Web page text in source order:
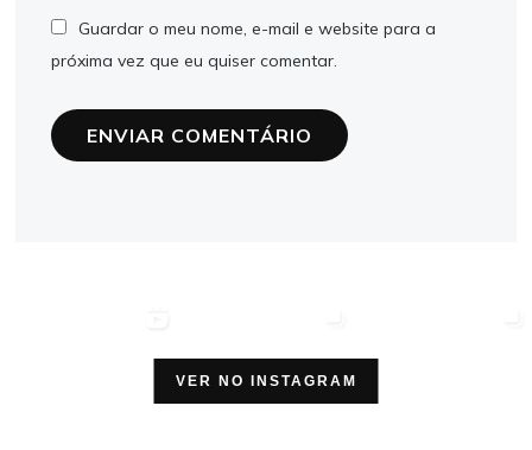
Guardar o meu nome, e-mail e website para a
próxima vez que eu quiser comentar.
VER NO INSTAGRAM